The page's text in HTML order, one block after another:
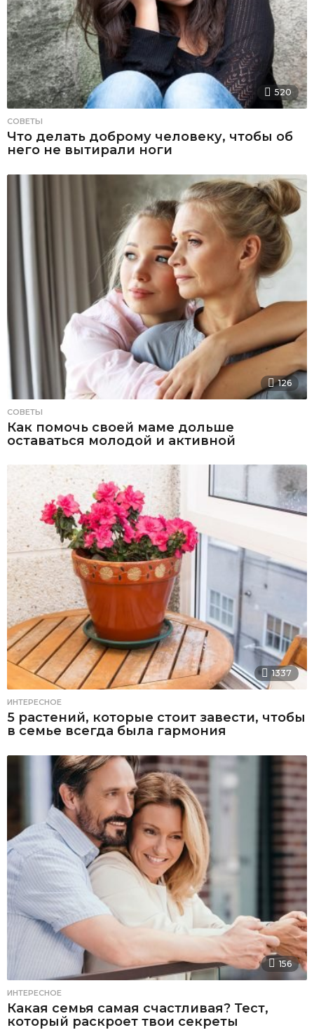
520
СОВЕТЫ
Что делать доброму человеку, чтобы об
него не вытирали ноги
126
СОВЕТЫ
Как помочь своей маме дольше
оставаться молодой и активной
1337
ИНТЕРЕСНОЕ
5 растений, которые стоит завести, чтобы
в семье всегда была гармония
156
ИНТЕРЕСНОЕ
Какая семья самая счастливая? Тест,
который раскроет твои секреты